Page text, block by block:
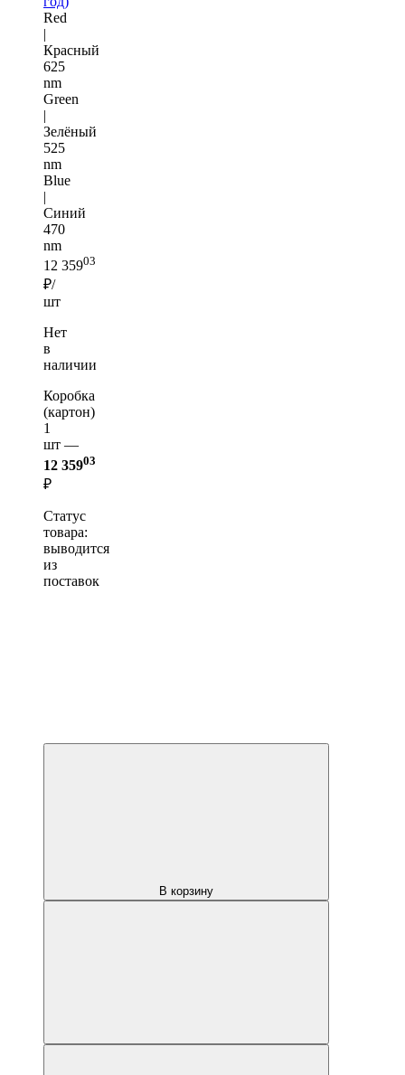
Red
|
Красный
625
nm
Green
|
Зелёный
525
nm
Blue
|
Синий
470
nm
12 35903
₽/
шт
Нет
в
наличии
Коробка
(картон)
1
шт —
12 35903
₽
Статус
товара:
выводится
из
поставок
В корзину